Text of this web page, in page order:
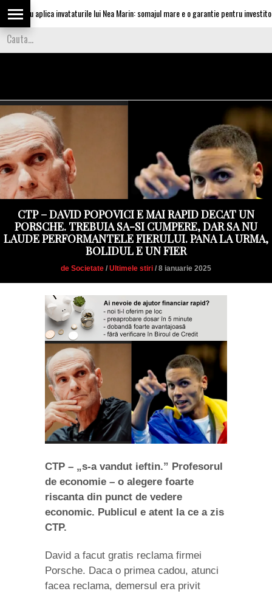
aplica invataturile lui Nea Marin: somajul mare e o garantie pentru investitori
CTP – DAVID POPOVICI E MAI RAPID DECAT UN
PORSCHE. TREBUIA SA-SI CUMPERE, DAR SA NU
LAUDE PERFORMANTELE FIERULUI. PANA LA URMA,
BOLIDUL E UN FIER
de Societate / Ultimele stiri / 8 ianuarie 2025
CTP – „s-a vandut ieftin.” Profesorul
de economie – o alegere foarte
riscanta din punct de vedere
economic. Publicul e atent la ce a zis
CTP.
David a facut gratis reclama firmei
Porsche. Daca o primea cadou, atunci
facea reclama, demersul era privit